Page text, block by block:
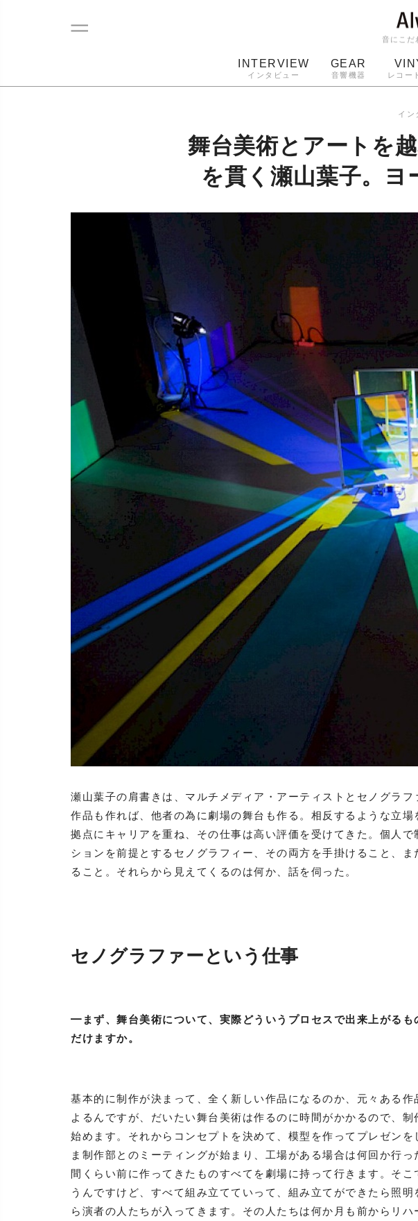
音にこだ
INTERVIEW
インタビュー
GEAR
音響機器 レコー
イン
舞台美術とアートを
を貫く瀬山葉子。ヨ
瀬山葉子の肩書きは、マルチメディア・アーティストとセノグラ
作品も作れば、他者の為に劇場の舞台も作る。相反するような立
拠点にキャリアを重ね、その仕事は高い評価を受けてきた。個人
ションを前提とするセノグラフィー、その両方を手掛けること、
ること。それらから見えてくるのは何か、話を伺った。
セノグラファーという仕事
━まず、舞台美術について、実際どういうプロセスで出来上がるも
だけますか。
基本的に制作が決まって、全く新しい作品になるのか、元々ある
よるんですが、だいたい舞台美術は作るのに時間がかかるので、
始めます。それからコンセプトを決めて、模型を作ってプレゼンを
ま制作部とのミーティングが始まり、工場がある場合は何回か行
間くらい前に作ってきたものすべてを劇場に持って行きます。そ
うんですけど、すべて組み立てていって、組み立てができたら照
ら演者の人たちが入ってきます。その人たちは何か月も前からリ